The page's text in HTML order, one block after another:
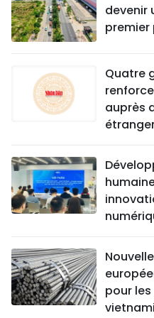
devenir
premier
Quatre
auprès
pour